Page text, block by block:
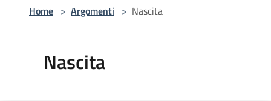
Home > Argomenti > Nascita
Nascita